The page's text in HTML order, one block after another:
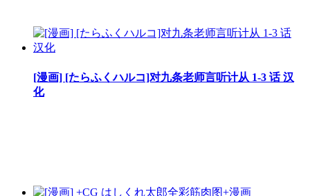
[漫画] [たらふくハルコ]对九条老师言听计从 1-3 话 汉
化